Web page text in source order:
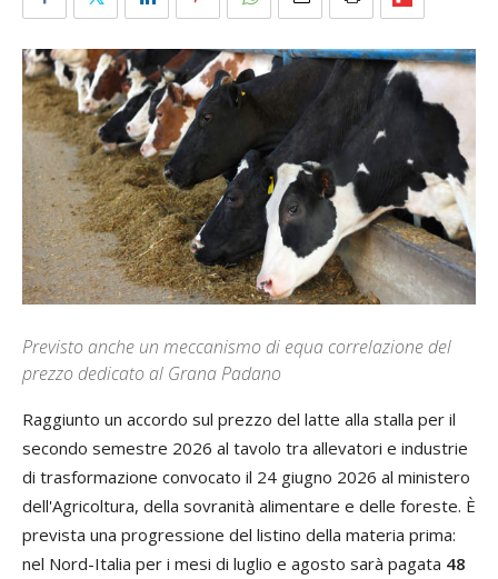
Previsto anche un meccanismo di equa correlazione del
prezzo dedicato al Grana Padano
Raggiunto un accordo sul prezzo del latte alla stalla per il
secondo semestre 2026 al tavolo tra allevatori e industrie
di trasformazione convocato il 24 giugno 2026 al ministero
dell'Agricoltura, della sovranità alimentare e delle foreste. È
prevista una progressione del listino della materia prima:
nel Nord-Italia per i mesi di luglio e agosto sarà pagata 48